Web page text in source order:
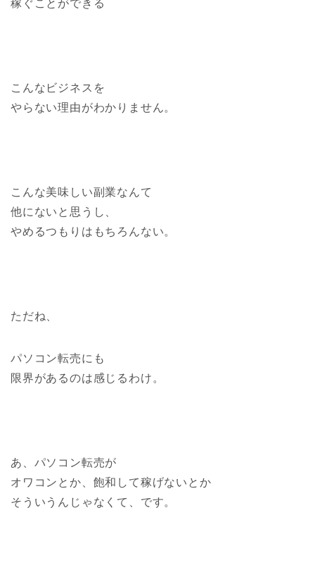
稼ぐことができる
こんなビジネスを
やらない理由がわかりません。
こんな美味しい副業なんて
他にないと思うし、
やめるつもりはもちろんない。
ただね、
パソコン転売にも
限界があるのは感じるわけ。
あ、パソコン転売が
オワコンとか、飽和して稼げないとか
そういうんじゃなくて、です。